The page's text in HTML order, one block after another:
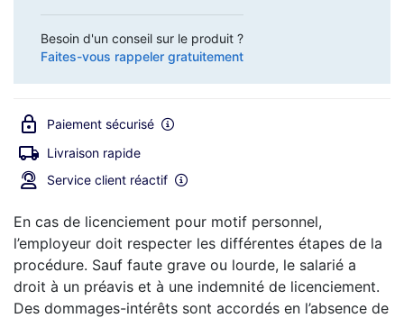
Besoin d'un conseil sur le produit ?
Faites-vous rappeler gratuitement
Paiement sécurisé
Livraison rapide
Service client réactif
En cas de licenciement pour motif personnel,
l’employeur doit respecter les différentes étapes de la
procédure. Sauf faute grave ou lourde, le salarié a
droit à un préavis et à une indemnité de licenciement.
Des dommages-intérêts sont accordés en l’absence de